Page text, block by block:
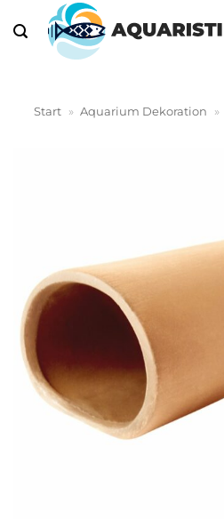
Inhalt
springen
Start » Aquarium Dekoration »